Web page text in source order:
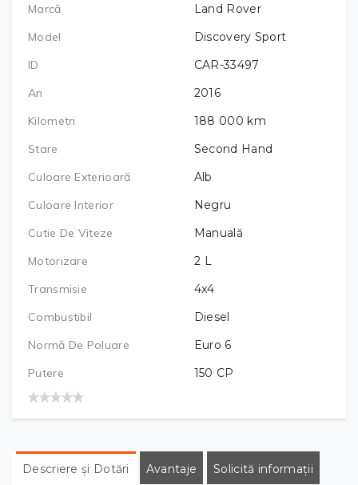
Marcă
Land Rover
Model
Discovery Sport
ID
CAR-33497
An
2016
Kilometri
188 000 km
Stare
Second Hand
Culoare Exterioară
Alb
Culoare Interior
Negru
Cutie De Viteze
Manuală
Motorizare
2 L
Transmisie
4x4
Combustibil
Diesel
Normă De Poluare
Euro 6
Putere
150 CP
Descriere și Dotări Avantaje Solicită informații